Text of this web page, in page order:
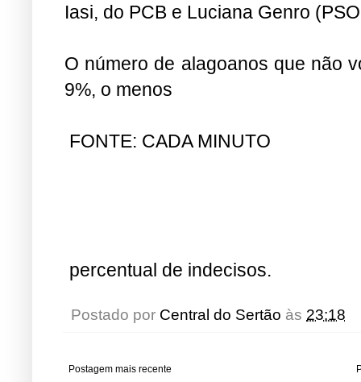
Iasi, do PCB e Luciana Genro
O número de alagoanos que não
9%, o menos
FONTE: CADA MINUTO
percentual de indecisos.
Postado por Central do Sertão às 23:18
Postagem mais recente